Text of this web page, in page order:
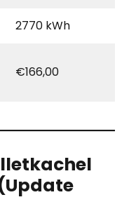
2770 kWh
€166,00